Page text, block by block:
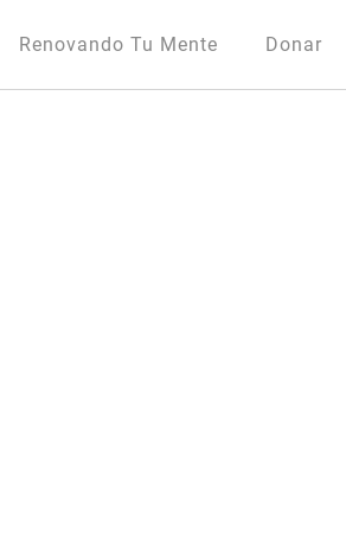
Renovando Tu Mente Donar